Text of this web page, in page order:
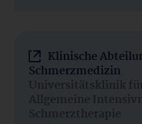
Klinische
Schmerzmedizin
Universitätsklinik
Allgemeine
Schmerztherapie